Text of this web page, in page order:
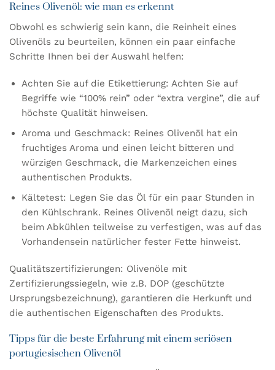
Reines Olivenöl: wie man es erkennt
Obwohl es schwierig sein kann, die Reinheit eines
Olivenöls zu beurteilen, können ein paar einfache
Schritte Ihnen bei der Auswahl helfen:
Achten Sie auf die Etikettierung: Achten Sie auf
Begriffe wie “100% rein” oder “extra vergine”, die auf
höchste Qualität hinweisen.
Aroma und Geschmack: Reines Olivenöl hat ein
fruchtiges Aroma und einen leicht bitteren und
würzigen Geschmack, die Markenzeichen eines
authentischen Produkts.
Kältetest: Legen Sie das Öl für ein paar Stunden in
den Kühlschrank. Reines Olivenöl neigt dazu, sich
beim Abkühlen teilweise zu verfestigen, was auf das
Vorhandensein natürlicher fester Fette hinweist.
Qualitätszertifizierungen: Olivenöle mit
Zertifizierungssiegeln, wie z.B. DOP (geschützte
Ursprungsbezeichnung), garantieren die Herkunft und
die authentischen Eigenschaften des Produkts.
Tipps für die beste Erfahrung mit einem seriösen
portugiesischen Olivenöl